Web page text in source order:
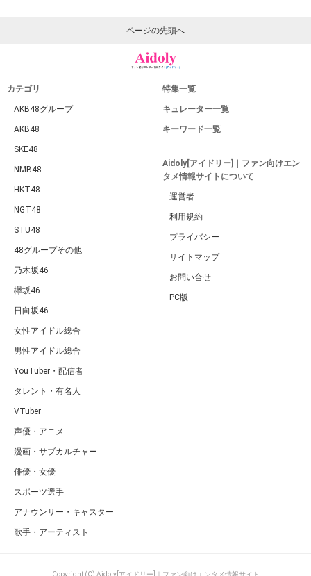
ページの先頭へ
カテゴリ
AKB48グループ
AKB48
SKE48
NMB48
HKT48
NGT48
STU48
48グループその他
乃木坂46
欅坂46
日向坂46
女性アイドル総合
男性アイドル総合
YouTuber・配信者
タレント・有名人
VTuber
声優・アニメ
漫画・サブカルチャー
俳優・女優
スポーツ選手
アナウンサー・キャスター
歌手・アーティスト
特集一覧
キュレーター一覧
キーワード一覧
Aidoly[アイドリー]｜ファン向けエン
タメ情報サイトについて
運営者
利用規約
プライバシー
サイトマップ
お問い合せ
PC版
Copyright (C) Aidoly[アイドリー]｜ファン向けエンタメ情報サイト